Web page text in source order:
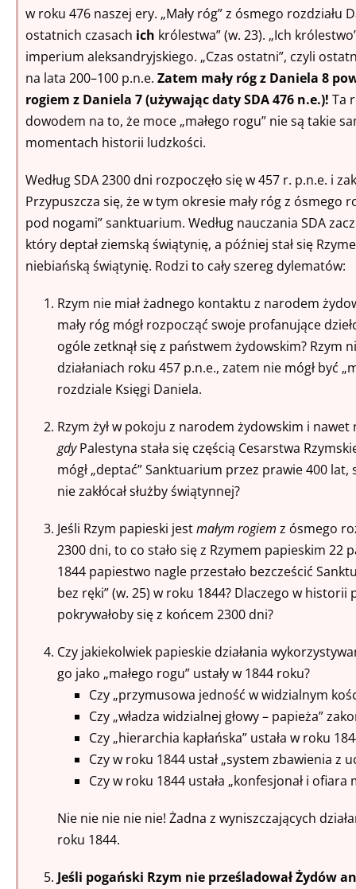
w roku 476 naszej ery. „Mały róg” z ósmego rozdziału
ostatnich czasach ich królestwa” (w. 23). „Ich
imperium aleksandryjskiego. „Czas ostatni”, czyli
na lata 200–100 p.n.e. Zatem mały róg z Daniela 8
rogiem z Daniela 7 (używając daty SDA 476 n.e.)! Ta
dowodem na to, że moce „małego rogu” nie są takie
momentach historii ludzkości.
Według SDA 2300 dni rozpoczęło się w 457 r. p.n.e. i
Przypuszcza się, że w tym okresie mały róg z ósmego
pod nogami” sanktuarium. Według nauczania SDA
który deptał ziemską świątynię, a później stał się
niebiańską świątynię. Rodzi to cały szereg dylematów:
Rzym nie miał żadnego kontaktu z narodem
mały róg mógł rozpocząć swoje profanujące
ogóle zetknął się z państwem żydowskim? Rzym
działaniach roku 457 p.n.e., zatem nie mógł być
rozdziale Księgi Daniela.
Rzym żył w pokoju z narodem żydowskim i
gdyPalestyna stała się częścią Cesarstwa
mógł „deptać” Sanktuarium przez prawie 400
nie zakłócał służby świątynnej?
Jeśli Rzym papieski jestmałym rogiem z ósmego
2300 dni, to co stało się z Rzymem papieskim 22
1844 papiestwo nagle przestało bezcześcić
bez ręki” (w. 25) w roku 1844? Dlaczego w
pokrywałoby się z końcem 2300 dni?
Czy jakiekolwiek papieskie działania
go jako „małego rogu” ustały w 1844 roku?
Czy „przymusowa jedność w widzialnym
Czy „władza widzialnej głowy – papieża”
Czy „hierarchia kapłańska” ustała w roku
Czy w roku 1844 ustał „system zbawienia z
Czy w roku 1844 ustała „konfesjonał i ofiara
Nie nie nie nie nie! Żadna z wyniszczających
roku 1844.
Jeśli pogański Rzym nie prześladował Żydów